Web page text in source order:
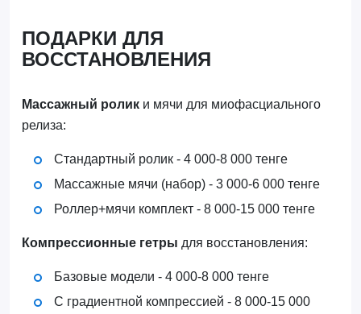
ПОДАРКИ ДЛЯ
ВОССТАНОВЛЕНИЯ
Массажный ролики мячи для миофасциального
релиза:
Стандартный ролик - 4 000-8 000 тенге
Массажные мячи (набор) - 3 000-6 000 тенге
Роллер+мячи комплект - 8 000-15 000 тенге
Компрессионные гетры для восстановления:
Базовые модели - 4 000-8 000 тенге
С градиентной компрессией - 8 000-15 000